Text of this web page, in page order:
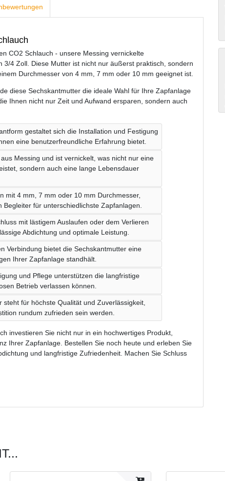
CO2 Schlauch - unsere Messing vernickelte
4 Zoll. Diese Mutter ist nicht nur äußerst praktisch, sondern
Durchmesser von 4 mm, 7 mm oder 10 mm geeignet ist.
diese Sechskantmutter die ideale Wahl für Ihre Zapfanlage
Ihnen nicht nur Zeit und Aufwand ersparen, sondern auch
gestaltet sich die Installation und Festigung
eine benutzerfreundliche Erfahrung bietet.
Messing und ist vernickelt, was nicht nur eine
sondern auch eine lange Lebensdauer
mit 4 mm, 7 mm oder 10 mm Durchmesser,
für unterschiedlichste Zapfanlagen.
mit lästigem Auslaufen oder dem Verlieren
Abdichtung und optimale Leistung.
Verbindung bietet die Sechskantmutter eine
Ihrer Zapfanlage standhält.
und Pflege unterstützen die langfristige
Betrieb verlassen können.
steht für höchste Qualität und Zuverlässigkeit,
rundum zufrieden sein werden.
investieren Sie nicht nur in ein hochwertiges Produkt,
Ihrer Zapfanlage. Bestellen Sie noch heute und erleben Sie
und langfristige Zufriedenheit. Machen Sie Schluss